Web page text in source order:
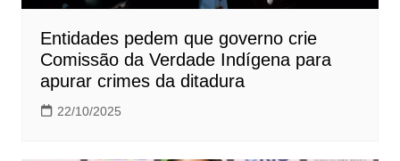
Entidades pedem que governo crie
Comissão da Verdade Indígena para
apurar crimes da ditadura
22/10/2025